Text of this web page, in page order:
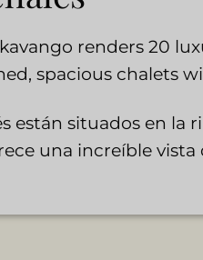
renders 20
spacious chalets
están situados en la
una increíble vista